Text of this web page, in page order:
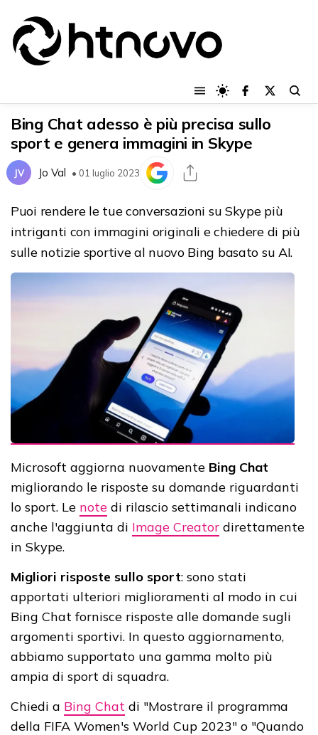
Bing Chat adesso è più precisa sullo
sport e genera immagini in Skype
JV Jo Val • 01 luglio 2023
Puoi rendere le tue conversazioni su Skype più
intriganti con immagini originali e chiedere di più
sulle notizie sportive al nuovo Bing basato su AI.
Microsoft aggiorna nuovamente Bing Chat
migliorando le risposte su domande riguardanti
lo sport. Le note di rilascio settimanali indicano
anche l'aggiunta di Image Creator direttamente
in Skype.
Migliori risposte sullo sport: sono stati
apportati ulteriori miglioramenti al modo in cui
Bing Chat fornisce risposte alle domande sugli
argomenti sportivi. In questo aggiornamento,
abbiamo supportato una gamma molto più
ampia di sport di squadra.
Chiedi a Bing Chat di "Mostrare il programma
della FIFA Women's World Cup 2023" o "Quando